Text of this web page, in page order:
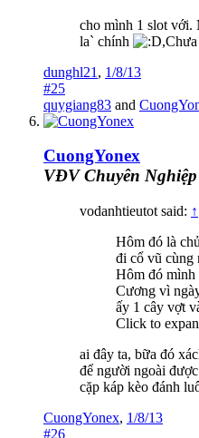
cho mình 1 slot với.
la` chính
dunghl21 , 1/8/13
#25
quygiang83 and
CuongYonex
VĐV Chuyên Nghiệp
vodanhtieutot said: ↑
Hôm đó là
đi cổ vũ cùng
Hôm đó mình
Cương vì
ấy 1 cây vợt
Click to
ai đây ta, bữa đó
để người ngoài
cặp káp kèo đánh
CuongYonex, 1/8/13
#26